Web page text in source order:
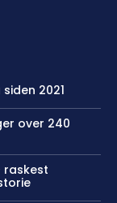
2021
over 240
raskest